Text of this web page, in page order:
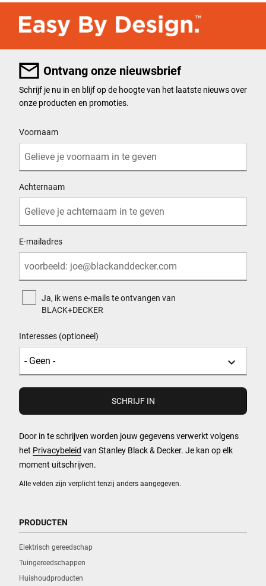
Ontvang onze nieuwsbrief
Alle velden zijn verplicht tenzij anders aangegeven.
Schrijf je nu in en blijf op de hoogte van het laatste nieuws over
onze producten en promoties.
Voornaam
Achternaam
E-mailadres
Ja, ik wens e-mails te ontvangen van
BLACK+DECKER
Interesses (optioneel)
Door in te schrijven worden jouw gegevens verwerkt volgens
het Privacybeleid van Stanley Black & Decker. Je kan op elk
moment uitschrijven.
PRODUCTEN
Elektrisch gereedschap
Tuingereedschappen
Huishoudproducten